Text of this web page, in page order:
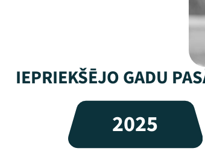
IEPRIEKŠĒJO GADU
2025